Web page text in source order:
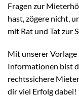
Fragen zur
hast, zögere nicht,
mit Rat und Tat zur
Mit unserer Vorlage
Informationen bist
rechtssichere
dir viel Erfolg dabei!